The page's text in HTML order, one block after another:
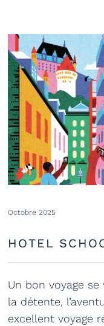
Octobre 2025
HOTEL
Un bon voyage
la détente,
excellent voyage